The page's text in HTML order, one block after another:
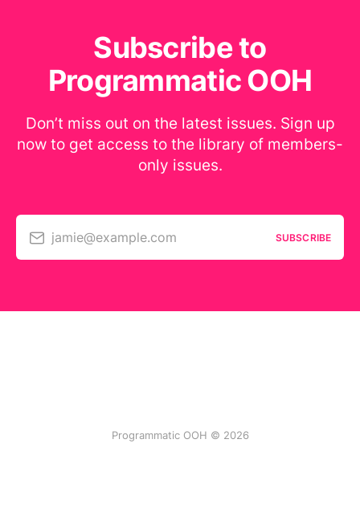
Subscribe to
Programmatic OOH
Don’t miss out on the latest issues. Sign up
now to get access to the library of members-
only issues.
jamie@example.com SUBSCRIBE
Programmatic OOH © 2026